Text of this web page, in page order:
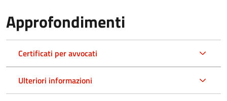
Approfondimenti
Certificati per avvocati
Ulteriori informazioni